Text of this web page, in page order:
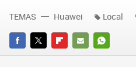
FACEBOOK
TWITTERFLIPBOARD
E-
WHATSAPP
TEMAS Huawei Local